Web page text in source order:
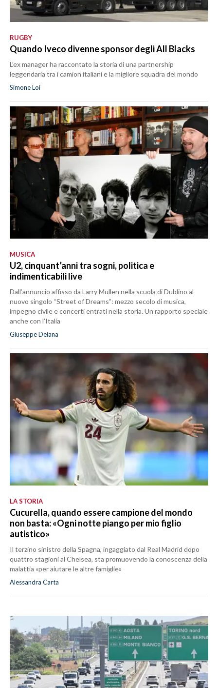
RUGBY
Quando Iveco divenne sponsor degli All Blacks
L’ex manager ha raccontato la storia di una partnership
leggendaria tra i camion italiani e la migliore squadra del mondo
Simone Loi
MUSICA
U2, cinquant’anni tra sogni, politica e
indimenticabili live
Dall’annuncio affisso da Larry Mullen nella scuola di Dublino al
nuovo singolo “Street of Dreams”: mezzo secolo di musica,
impegno civile e concerti entrati nella storia. Un rapporto speciale
anche con l’Italia
Giuseppe Deiana
LA STORIA
Cucurella, quando essere campione del mondo
non basta: «Ogni notte piango per mio figlio
autistico»
Il terzino sinistro della Spagna, ingaggiato dal Real Madrid dopo
quattro stagioni al Chelsea, sta promuovendo la conoscenza della
malattia «per aiutare le altre famiglie»
Alessandra Carta